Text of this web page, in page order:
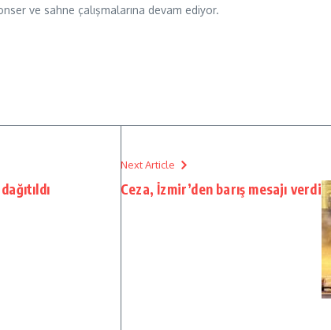
ve sahne çalışmalarına devam ediyor.
Next Article
Ceza, İzmir’den barış mesajı verdi